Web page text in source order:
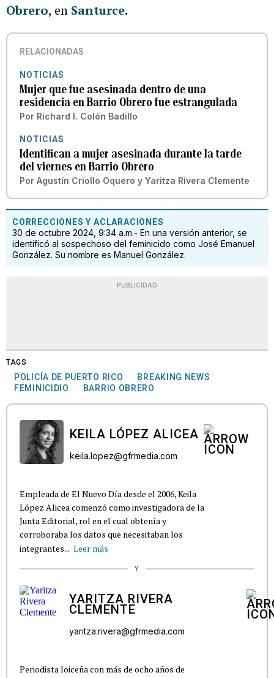
Obrero, en Santurce.
RELACIONADAS
NOTICIAS
Mujer que fue asesinada dentro de una
residencia en Barrio Obrero fue estrangulada
Por Richard I. Colón Badillo
NOTICIAS
Identifican a mujer asesinada durante la tarde
del viernes en Barrio Obrero
Por Agustín Criollo Oquero y Yaritza Rivera Clemente
CORRECCIONES Y ACLARACIONES
30 de octubre 2024, 9:34 a.m.- En una versión anterior, se
identificó al sospechoso del feminicido como José Emanuel
González. Su nombre es Manuel González.
PUBLICIDAD
TAGS
POLICÍA DE PUERTO RICO
BREAKING NEWS
FEMINICIDIO
BARRIO OBRERO
KEILA LÓPEZ ALICEA
keila.lopez@gfrmedia.com
Empleada de El Nuevo Día desde el 2006, Keila
López Alicea comenzó como investigadora de la
Junta Editorial, rol en el cual obtenía y
corroboraba los datos que necesitaban los
integrantes... Leer más
Y
YARITZA RIVERA
CLEMENTE
yaritza.rivera@gfrmedia.com
Periodista loiceña con más de ocho años de